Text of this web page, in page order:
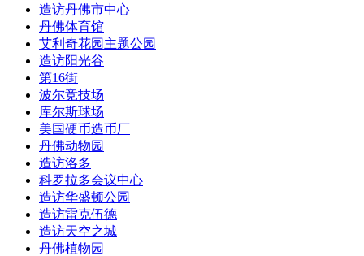
造访丹佛市中心
丹佛体育馆
艾利奇花园主题公园
造访阳光谷
第16街
波尔竞技场
库尔斯球场
美国硬币造币厂
丹佛动物园
造访洛多
科罗拉多会议中心
造访华盛顿公园
造访雷克伍德
造访天空之城
丹佛植物园